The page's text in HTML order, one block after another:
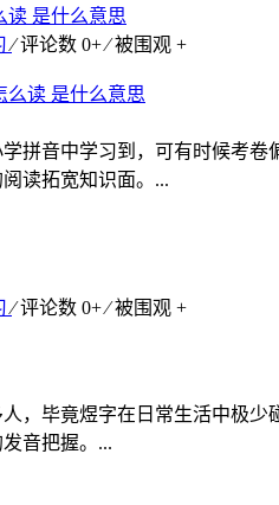
读 是什么意思
⁄ 评论数 0+ ⁄ 被围观 +
拼音中学习到，可有时候考
读拓宽知识面。...
⁄ 评论数 0+ ⁄ 被围观 +
，毕竟煜字在日常生活中极
音把握。...